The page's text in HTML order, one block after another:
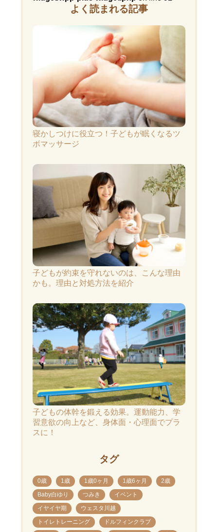
よく読まれる記事
寝かしつけに役立つ！子どもが眠くなるツ
ボマッサージ
子どもが約束を守れないのは、こんな理由
かも。理由と対処方法を紹介
子どもの体幹を鍛える効果。運動能力、学
習意欲の向上など、身体面・心理面でプラ
スに！
タグ
0歳 1歳 1歳0ヶ月 1歳6ヶ月
2歳
Baby白ゆり
つみき
イベント
イヤイヤ期
ウェスタ川越
トイレトレーニング
ドルフィンクラブ